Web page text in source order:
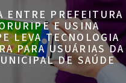
ENTRE PREFEITURA
E USINA
LEVA TECNOLOGIA
PARA USUÁRIAS DA
DE SAÚDE